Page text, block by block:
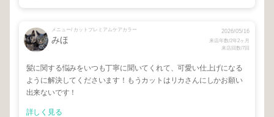
メニュー/ カットプレミアムケアカラー
みほ
2026/05/16
来店年数/2年2ヶ月
来店回数/7回
髪に関する悩みをいつも丁寧に聞いてくれて、可愛い仕上げになる
ように解決してくださいます！もうカットはリカさんにしかお願い
出来ないです！
詳しく見る